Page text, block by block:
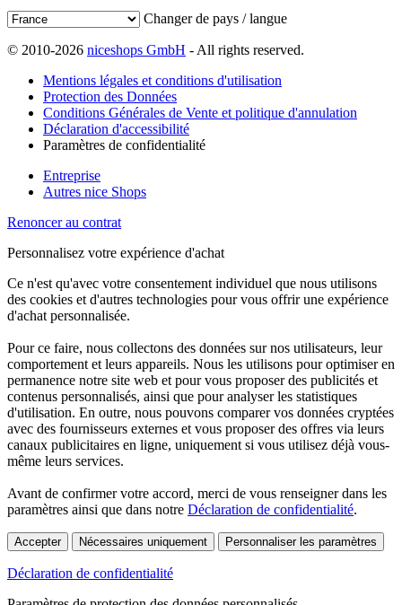
Changer de pays / langue
© 2010-2026 niceshops GmbH - All rights reserved.
Mentions légales et conditions d'utilisation
Protection des Données
Conditions Générales de Vente et politique d'annulation
Déclaration d'accessibilité
Paramètres de confidentialité
Entreprise
Autres nice Shops
Renoncer au contrat
Personnalisez votre expérience d'achat
Ce n'est qu'avec votre consentement individuel que nous utilisons
des cookies et d'autres technologies pour vous offrir une expérience
d'achat personnalisée.
Pour ce faire, nous collectons des données sur nos utilisateurs, leur
comportement et leurs appareils. Nous les utilisons pour optimiser en
permanence notre site web et pour vous proposer des publicités et
contenus personnalisés, ainsi que pour analyser les statistiques
d'utilisation. En outre, nous pouvons comparer vos données cryptées
avec des fournisseurs externes et vous proposer des offres via leurs
canaux publicitaires en ligne, uniquement si vous utilisez déjà vous-
même leurs services.
Avant de confirmer votre accord, merci de vous renseigner dans les
paramètres ainsi que dans notre Déclaration de confidentialité.
Accepter Nécessaires uniquement Personnaliser les paramètres
Déclaration de confidentialité